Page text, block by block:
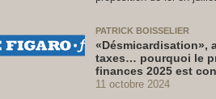
PATRICK BOISSELIER
«Désmicardisation»,
taxes… pourquoi le
finances 2025 est
11 octobre 2024